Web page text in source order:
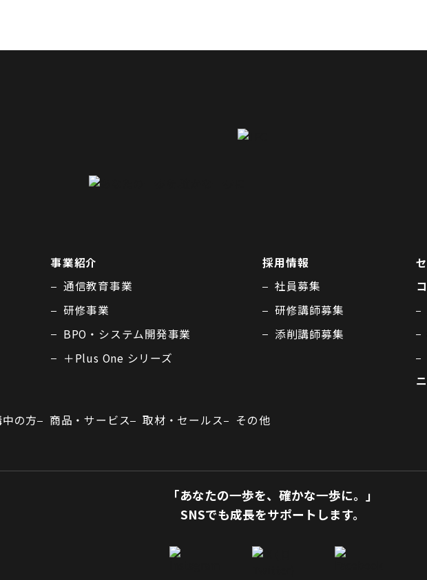
事業紹介
通信教育事業
研修事業
BPO・システム開発事業
＋Plus One シリーズ
採用情報
社員募集
研修講師募集
添削講師募集
の方
商品・サービス 取材・セールス その他
「あなたの一歩を、確かな一歩に。」
SNSでも成長をサポートします。